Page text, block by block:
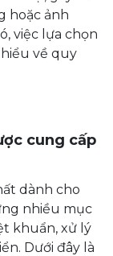
hoặc ảnh
việc lựa chọn
về quy
cung cấp
dành cho
nhiều mục
khuẩn, xử lý
Dưới đây là